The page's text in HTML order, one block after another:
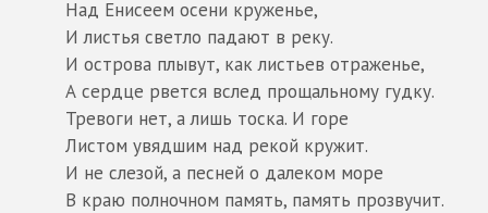
Над Енисеем осени круженье,
И листья светло падают в реку.
И острова плывут, как листьев отраженье,
А сердце рвется вслед прощальному гудку.
Тревоги нет, а лишь тоска. И горе
Листом увядшим над рекой кружит.
И не слезой, а песней о далеком море
В краю полночном память, память прозвучит.